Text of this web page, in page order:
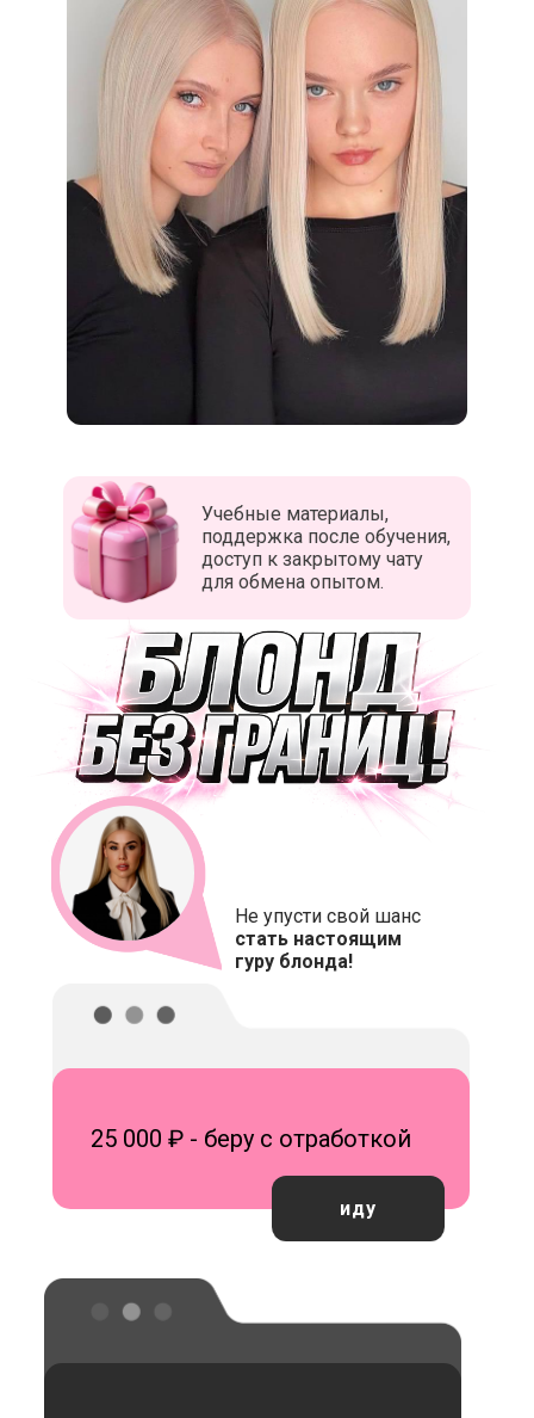
Не упусти свой шанс
стать настоящим
гуру блонда!
Учебные материалы,
поддержка после обучения,
доступ к закрытому чату
для обмена опытом.
иду
25 000 ₽ - беру с отработкой